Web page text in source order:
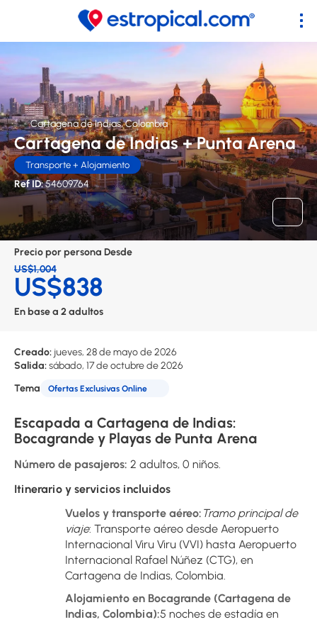
Cartagena de Indias, Colombia
Cartagena de Indias + Punta Arena
Transporte + Alojamiento
Ref ID:54609764
Precio por persona Desde
US$1,004
US$838
En base a 2 adultos
Creado: jueves, 28 de mayo de 2026
Salida:sábado, 17 de octubre de 2026
Tema
Ofertas Exclusivas Online
Escapada a Cartagena de Indias:
Bocagrande y Playas de Punta Arena
Número de pasajeros: 2 adultos, 0 niños.
Itinerario y servicios incluidos
Vuelos y transporte aéreo: Tramo principal de
viaje: Transporte aéreo desde Aeropuerto
Internacional Viru Viru (VVI) hasta Aeropuerto
Internacional Rafael Núñez (CTG), en
Cartagena de Indias, Colombia.
Alojamiento en Bocagrande (Cartagena de
Indias, Colombia):